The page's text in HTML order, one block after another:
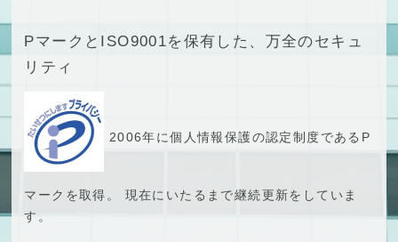
PマークとISO9001を保有した、万全のセキュ
リティ
2006年に個人情報保護の認定制度であるP
マークを取得。 現在にいたるまで継続更新をしていま
す。